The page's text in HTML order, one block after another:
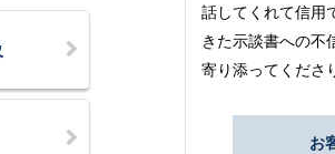
話してくれて信用
きた示談書への不
寄り添ってくださ
お